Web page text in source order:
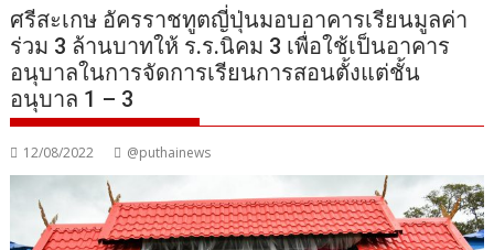
ศรีสะเกษ อัครราชทูตญี่ปุ่นมอบอาคารเรียนมูลค่า
ร่วม 3 ล้านบาทให้ ร.ร.นิคม 3 เพื่อใช้เป็นอาคาร
อนุบาลในการจัดการเรียนการสอนตั้งแต่ชั้น
อนุบาล 1 – 3
12/08/2022 @puthainews